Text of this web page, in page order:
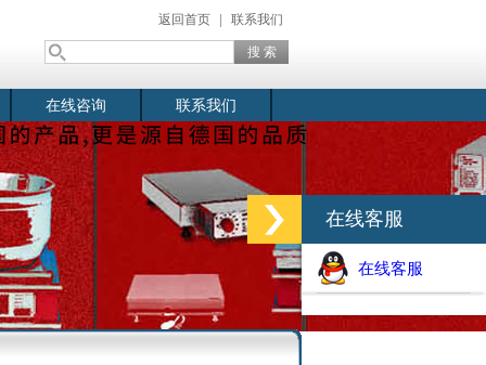
返回首页 联系我们
在线咨询 联系我们
在线客服
在线客服